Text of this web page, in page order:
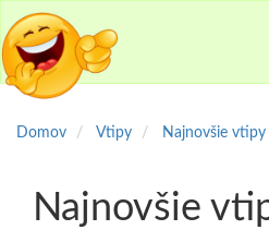
Domov Vtipy Najnovšie vtipy
Najnovšie